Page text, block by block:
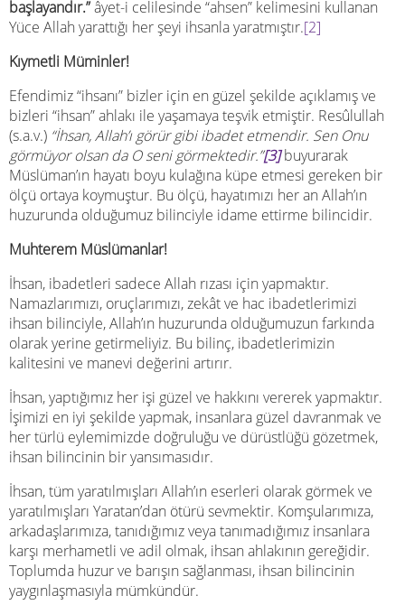
başlayandır.”âyet-i celilesinde “ahsen” kelimesini kullanan
Yüce Allah yarattığı her şeyi ihsanla yaratmıştır.[2]
Kıymetli Müminler!
Efendimiz “ihsanı” bizler için en güzel şekilde açıklamış ve
bizleri “ihsan” ahlakı ile yaşamaya teşvik etmiştir. Resûlullah
(s.a.v.) “İhsan, Allah’ı görür gibi ibadet etmendir. Sen Onu
görmüyor olsan da O seni görmektedir.”[3]buyurarak
Müslüman’ın hayatı boyu kulağına küpe etmesi gereken bir
ölçü ortaya koymuştur. Bu ölçü, hayatımızı her an Allah’ın
huzurunda olduğumuz bilinciyle idame ettirme bilincidir.
Muhterem Müslümanlar!
İhsan, ibadetleri sadece Allah rızası için yapmaktır.
Namazlarımızı, oruçlarımızı, zekât ve hac ibadetlerimizi
ihsan bilinciyle, Allah’ın huzurunda olduğumuzun farkında
olarak yerine getirmeliyiz. Bu bilinç, ibadetlerimizin
kalitesini ve manevi değerini artırır.
İhsan, yaptığımız her işi güzel ve hakkını vererek yapmaktır.
İşimizi en iyi şekilde yapmak, insanlara güzel davranmak ve
her türlü eylemimizde doğruluğu ve dürüstlüğü gözetmek,
ihsan bilincinin bir yansımasıdır.
İhsan, tüm yaratılmışları Allah’ın eserleri olarak görmek ve
yaratılmışları Yaratan’dan ötürü sevmektir. Komşularımıza,
arkadaşlarımıza, tanıdığımız veya tanımadığımız insanlara
karşı merhametli ve adil olmak, ihsan ahlakının gereğidir.
Toplumda huzur ve barışın sağlanması, ihsan bilincinin
yaygınlaşmasıyla mümkündür.